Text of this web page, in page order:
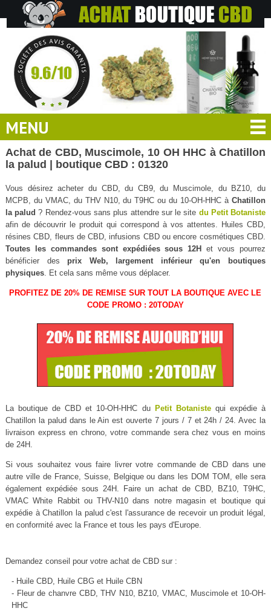
MENU
Achat de CBD, Muscimole, 10 OH HHC à Chatillon
la palud | boutique CBD : 01320
Vous désirez acheter du CBD, du CB9, du Muscimole, du BZ10, du
MCPB, du VMAC, du THV N10, du T9HC ou du 10-OH-HHC àChatillon
la palud ? Rendez-vous sans plus attendre sur le site du Petit Botaniste
afin de découvrir le produit qui correspond à vos attentes. Huiles CBD,
résines CBD, fleurs de CBD, infusions CBD ou encore cosmétiques CBD.
Toutes les commandes sont expédiées sous 12H
et vous pourrez
bénéficier des prix Web, largement inférieur qu'en boutiques
physiques. Et cela sans même vous déplacer.
PROFITEZ DE 20% DE REMISE SUR TOUT LA BOUTIQUE AVEC LE
CODE PROMO : 20TODAY
La boutique de CBD et 10-OH-HHC du Petit Botanistequi expédie à
Chatillon la palud dans le Ain est ouverte 7 jours / 7 et 24h / 24. Avec la
livraison express en chrono, votre commande sera chez vous en moins
de 24H.
Si vous souhaitez vous faire livrer votre commande de CBD dans une
autre ville de France, Suisse, Belgique ou dans les DOM TOM, elle sera
également expédiée sous 24H. Faire un achat de CBD, BZ10, T9HC,
VMAC White Rabbit ou THV-N10 dans notre magasin et boutique qui
expédie à Chatillon la palud c'est l'assurance de recevoir un produit légal,
en conformité avec la France et tous les pays d'Europe.
Demandez conseil pour votre achat de CBD sur :
- Huile CBD, Huile CBG et Huile CBN
- Fleur de chanvre CBD, THV N10, BZ10, VMAC, Muscimole et 10-OH-
HHC